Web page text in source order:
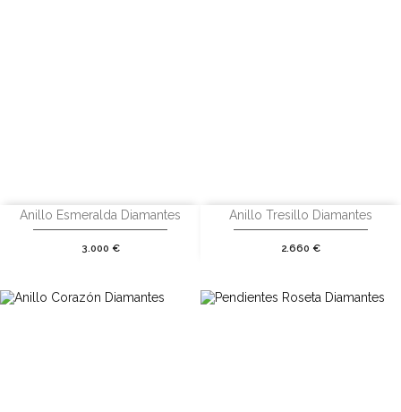
Anillo Esmeralda Diamantes
Precio
3.000 €
Anillo Tresillo Diamantes
Precio
2.660 €